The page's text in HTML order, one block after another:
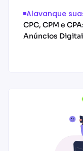
Alavanque
CPC, CPM e
Anúncios